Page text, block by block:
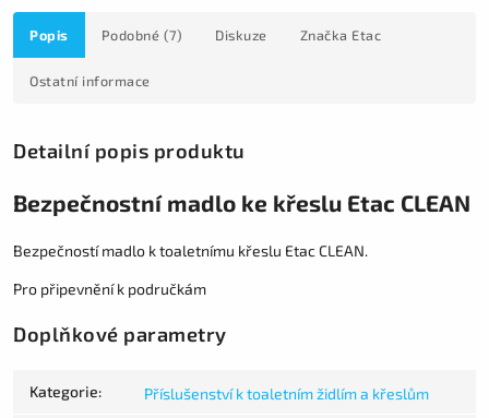
Popis Podobné (7) Diskuze Značka Etac
Ostatní informace
Detailní popis produktu
Bezpečnostní madlo ke křeslu Etac CLEAN
Bezpečností madlo k toaletnímu křeslu Etac CLEAN.
Pro připevnění k područkám
Doplňkové parametry
Kategorie: Příslušenství k toaletním židlím a křeslům